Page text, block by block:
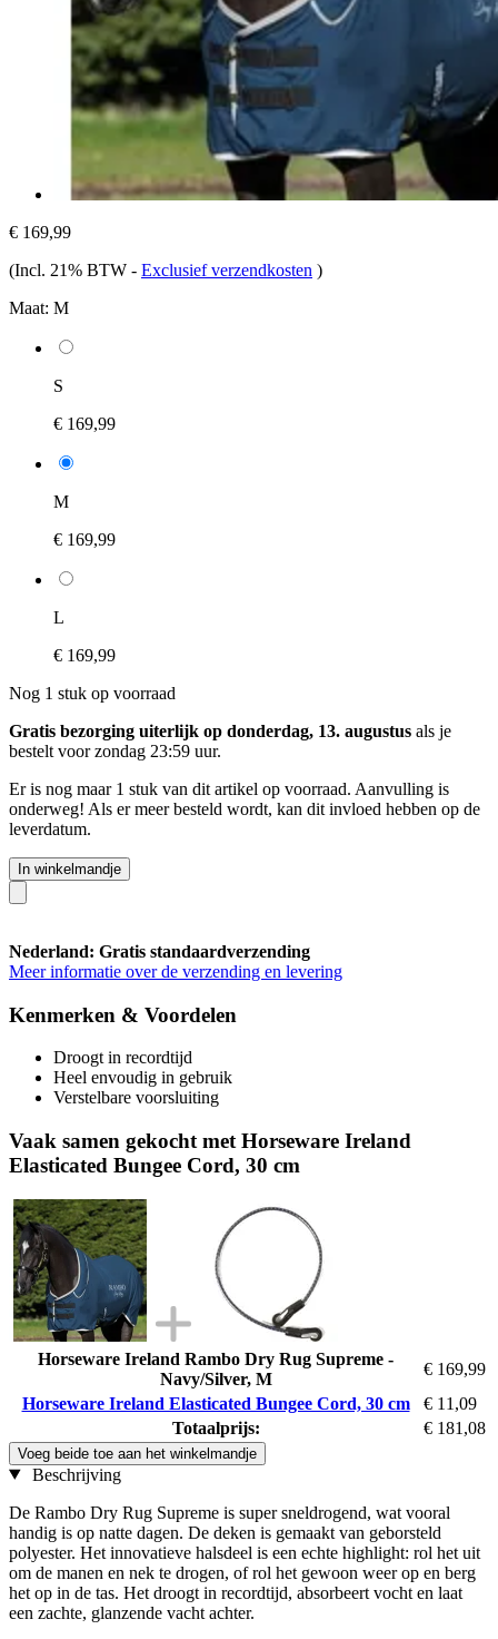
€ 169,99
(Incl. 21% BTW - Exclusief verzendkosten )
Maat: M
S
€ 169,99
M
€ 169,99
L
€ 169,99
Nog 1 stuk op voorraad
Gratis bezorging uiterlijk op donderdag, 13. augustus als je
bestelt voorzondag 23:59 uur.
Er is nog maar 1 stuk van dit artikel op voorraad. Aanvulling is
onderweg! Als er meer besteld wordt, kan dit invloed hebben op de
leverdatum.
In winkelmandje
Nederland: Gratis standaardverzending
Meer informatie over de verzending en levering
Kenmerken & Voordelen
Droogt in recordtijd
Heel envoudig in gebruik
Verstelbare voorsluiting
Vaak samen gekocht met Horseware Ireland
Elasticated Bungee Cord, 30 cm
Horseware Ireland Rambo Dry Rug Supreme -
Navy/Silver, M
€ 169,99
Horseware Ireland Elasticated Bungee Cord, 30 cm
€ 11,09
Totaalprijs:
€ 181,08
Voeg beide toe aan het winkelmandje
Beschrijving
De Rambo Dry Rug Supreme is super sneldrogend, wat vooral
handig is op natte dagen. De deken is gemaakt van geborsteld
polyester. Het innovatieve halsdeel is een echte highlight: rol het uit
om de manen en nek te drogen, of rol het gewoon weer op en berg
het op in de tas. Het droogt in recordtijd, absorbeert vocht en laat
een zachte, glanzende vacht achter.